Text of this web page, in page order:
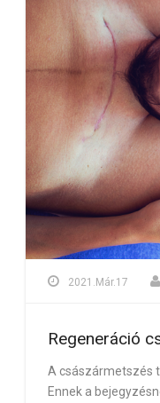
2021.Már.17
Regeneráció
A császármetszés
Ennek a